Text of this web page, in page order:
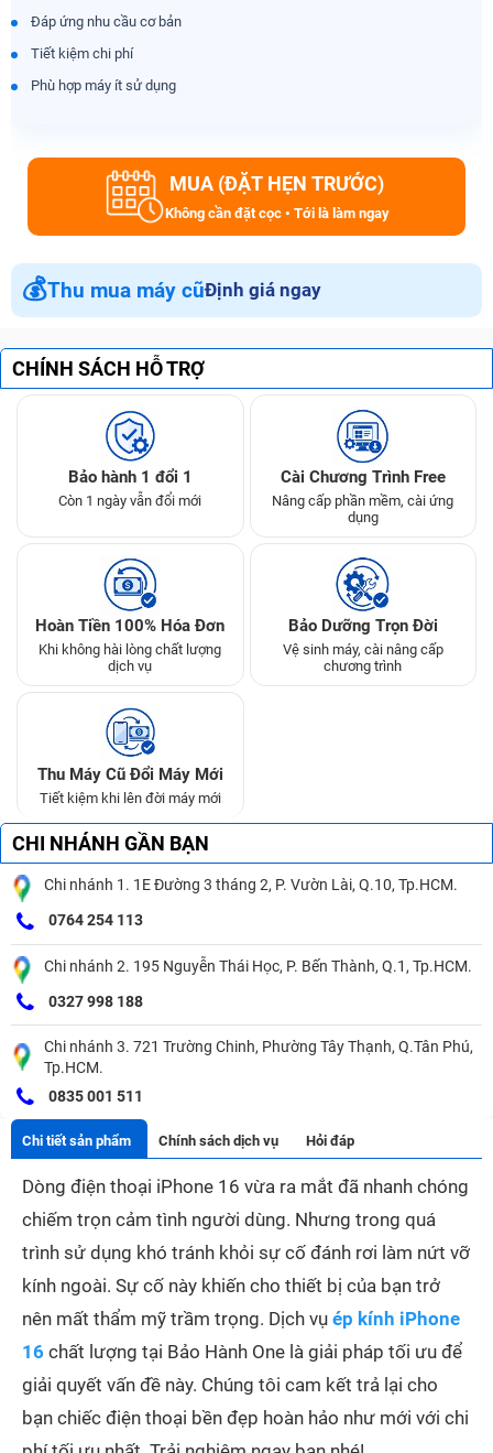
Đáp ứng nhu cầu cơ bản
Tiết kiệm chi phí
Phù hợp máy ít sử dụng
MUA (ĐẶT HẸN TRƯỚC)
Không cần đặt cọc • Tới là làm ngay
💰Thu mua máy cũĐịnh giá ngay
CHÍNH SÁCH HỖ TRỢ
Bảo hành 1 đổi 1
Còn 1 ngày vẫn đổi mới
Cài Chương Trình Free
Nâng cấp phần mềm, cài ứng
dụng
Hoàn Tiền 100% Hóa Đơn
Khi không hài lòng chất lượng
dịch vụ
Bảo Dưỡng Trọn Đời
Vệ sinh máy, cài nâng cấp
chương trình
Thu Máy Cũ Đổi Máy Mới
Tiết kiệm khi lên đời máy mới
CHI NHÁNH GẦN BẠN
Chi nhánh 1. 1E Đường 3 tháng 2, P. Vườn Lài, Q.10, Tp.HCM.
0764 254 113
Chi nhánh 2. 195 Nguyễn Thái Học, P. Bến Thành, Q.1, Tp.HCM.
0327 998 188
Chi nhánh 3. 721 Trường Chinh, Phường Tây Thạnh, Q.Tân Phú,
Tp.HCM.
0835 001 511
Chi tiết sản phẩm Chính sách dịch vụ Hỏi đáp
Dòng điện thoại iPhone 16 vừa ra mắt đã nhanh chóng
chiếm trọn cảm tình người dùng. Nhưng trong quá
trình sử dụng khó tránh khỏi sự cố đánh rơi làm nứt vỡ
kính ngoài. Sự cố này khiến cho thiết bị của bạn trở
nên mất thẩm mỹ trầm trọng. Dịch vụ ép kính iPhone
16 chất lượng tại Bảo Hành One là giải pháp tối ưu để
giải quyết vấn đề này. Chúng tôi cam kết trả lại cho
bạn chiếc điện thoại bền đẹp hoàn hảo như mới với chi